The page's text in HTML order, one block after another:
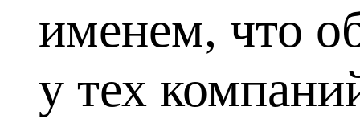
именем, что
у тех